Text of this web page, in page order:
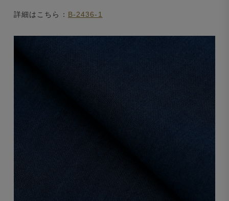
詳細はこちら： B-2436-1